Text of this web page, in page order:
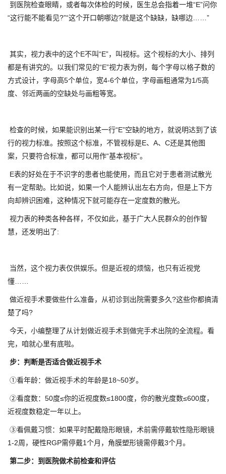
到医院检查眼睛，或者每次体检的时候，医生总会指着一堆“E”问你
“这行能不能看见?”“这个开口朝哪边?就是这个缺缺，缺哪边……”
其实，视力表中的这个E不叫“E”，叫视标。这个视标的大小、排列
都是有讲究的。以我们常见的“E”视力表为例，每个字母以格子数的
方式设计，字母高5个单位，宽4-6个单位，字母画粗通常为1/5高
度、邻近两画的空缺处与画粗等宽。
检查的时候，如果能识别出某一行“E”空缺的地方，就说明达到了该
行的视力标准。按照这个标准，不管视标是E、A、C还是其他图
案，只要符合标准，都可以用作“基本视标”。
E表的好处在于不识字的患者也能使用，而且它对于患者测试散光
有一定帮助。比如说，如果一个人能辨认出左右方向，但是上下方
向却辨识困难，这种情况下就可能存在一定度数的散光。
视力表的种类各种各样，不仅如此，基于广大人民群众的创作智
慧，还发明出了:
当然，这个视力表仅供娱乐。但是近视的烦恼，也只有近视党
懂……
做近视手术要做些什么准备，从初诊到出院需要多久?这些你都搞清
楚了吗?
今天，小编整理了从计划做近视手术到做完手术出院的全流程。看
完，咱就心里有底啦。
步：判断是否适合做近视手术
①看年龄：做近视手术的年龄是18~50岁。
②看度数：50度≤你的近视度数≤1800度，你的散光度数≤600度，
近视度数稳定一年以上。
③看佩戴习惯：如果平时配戴隐形眼镜，术前需停戴软性隐形眼镜
1-2周，硬性RGP需停戴1个月，角膜塑形镜需停戴3个月。
第二步：到医院做术前检查和评估